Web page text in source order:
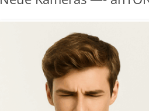
LOGISTIK
GESCHÄFTSLEITUNG
BUCHHALTUNG